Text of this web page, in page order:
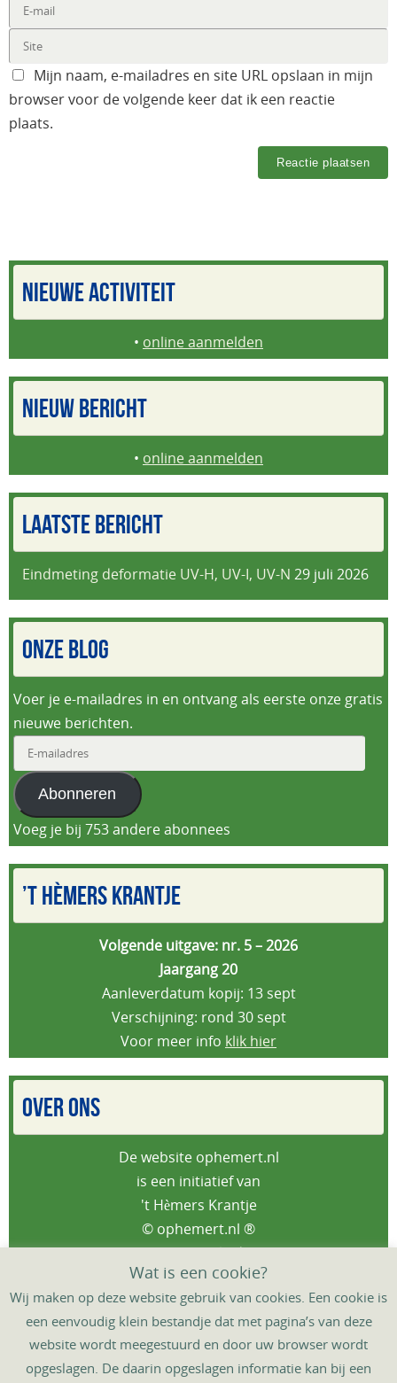
Mijn naam, e-mailadres en site URL opslaan in mijn
browser voor de volgende keer dat ik een reactie
plaats.
NIEUWE ACTIVITEIT
• online aanmelden
NIEUW BERICHT
• online aanmelden
LAATSTE BERICHT
Eindmeting deformatie UV-H, UV-I, UV-N 29 juli 2026
ONZE BLOG
Voer je e-mailadres in en ontvang als eerste onze gratis
nieuwe berichten.
mailadres
Abonneren
Voeg je bij 753 andere abonnees
’T HÈMERS KRANTJE
Volgende uitgave: nr. 5 – 2026
Jaargang 20
Aanleverdatum kopij: 13 sept
Verschijning: rond 30 sept
Voor meer info klik hier
OVER ONS
De website ophemert.nl
is een initiatief van
't Hèmers Krantje
© ophemert.nl ®
Privacybeleid
HOME DORPSAGENDA
‘T HÈMERS KRANTJE
Wat is een cookie?
Wij maken op deze website gebruik van cookies. Een cookie is
een eenvoudig klein bestandje dat met pagina’s van deze
website wordt meegestuurd en door uw browser wordt
opgeslagen. De daarin opgeslagen informatie kan bij een